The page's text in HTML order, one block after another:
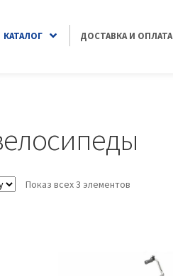
КАТАЛОГ ДОСТАВКА И ОПЛАТА
Показ всех 3 элементов